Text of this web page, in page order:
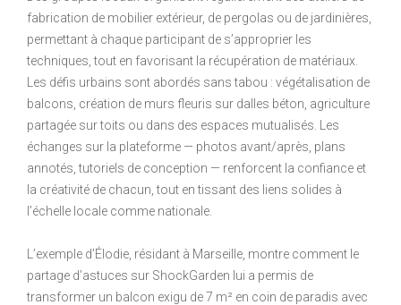
fabrication de mobilier extérieur, de pergolas ou de jardinières,
permettant à chaque participant de s’approprier les
techniques, tout en favorisant la récupération de matériaux.
Les défis urbains sont abordés sans tabou : végétalisation de
balcons, création de murs fleuris sur dalles béton, agriculture
partagée sur toits ou dans des espaces mutualisés. Les
échanges sur la plateforme — photos avant/après, plans
annotés, tutoriels de conception — renforcent la confiance et
la créativité de chacun, tout en tissant des liens solides à
l’échelle locale comme nationale.
L’exemple d’Élodie, résidant à Marseille, montre comment le
partage d’astuces sur ShockGarden lui a permis de
transformer un balcon exigu de 7 m² en coin de paradis avec